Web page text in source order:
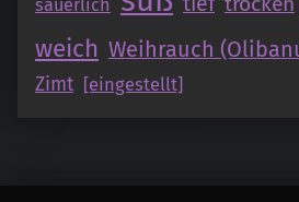
säuerlich
weich Weihrauch
Zimt [eingestellt]